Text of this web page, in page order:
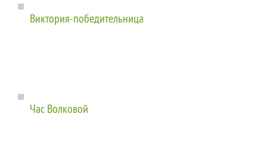
Виктория-победительница
Час Волковой